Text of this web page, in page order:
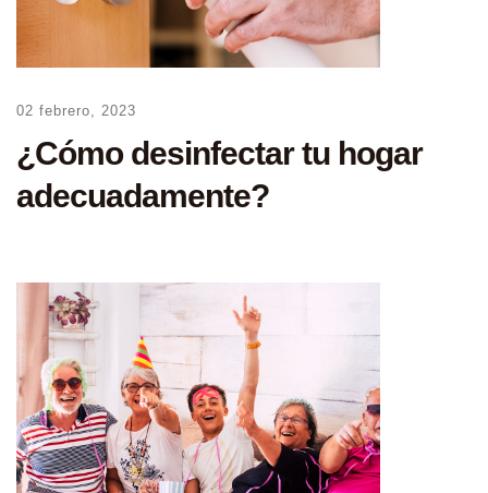
02 febrero, 2023
¿Cómo desinfectar tu hogar
adecuadamente?